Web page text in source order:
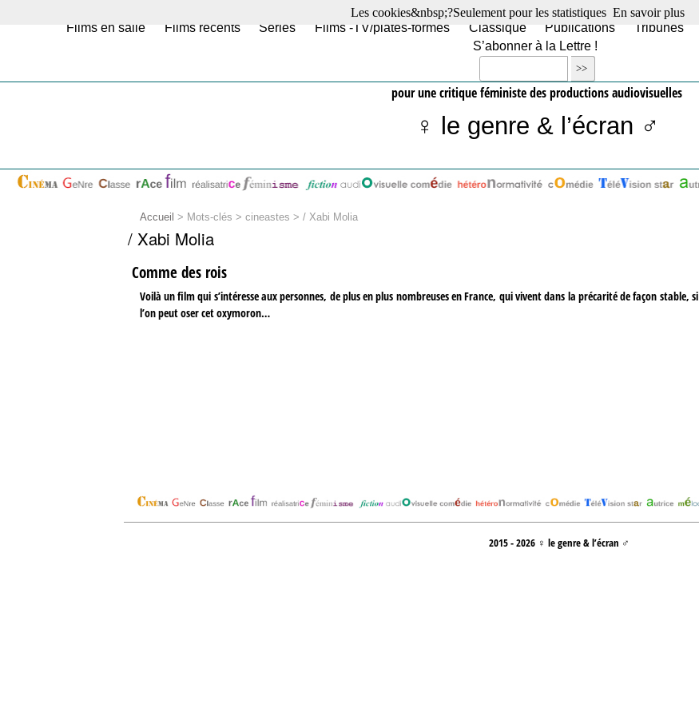
Films en salle Films récents Séries Films -TV/plates-formes Classique Publications Tribunes
S’abonner à la Lettre !
pour une critique féministe des productions audiovisuelles
♀ le genre & l’écran ♂
Accueil > Mots-clés > cineastes > / Xabi Molia
/ Xabi Molia
Comme des rois
Voilà un film qui s’intéresse aux personnes, de plus en plus nombreuses en France, qui vivent dans la précarité de façon stable, si
l’on peut oser cet oxymoron…
2015 - 2026 ♀ le genre & l’écran ♂
Les cookies&nbsp;?Seulement pour les statistiques En savoir plus